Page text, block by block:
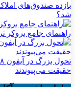
بازده صندوق‌های
شد؟
راهنمای جامع بروکر
حقیقت می‌پیوندند